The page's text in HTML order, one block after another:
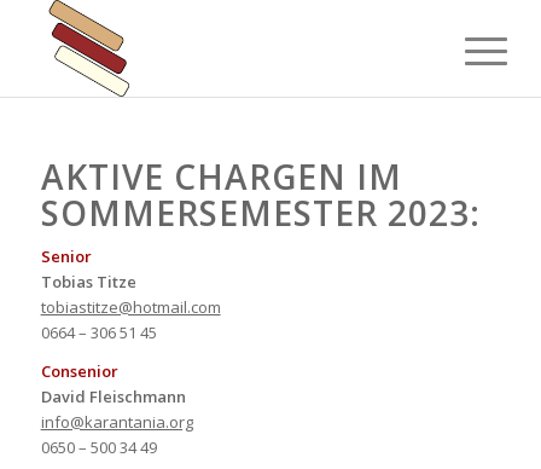
AKTIVE CHARGEN IM
SOMMERSEMESTER 2023:
Senior
Tobias Titze
tobiastitze@hotmail.com
0664 – 306 51 45
Consenior
David Fleischmann
info@karantania.org
0650 – 500 34 49